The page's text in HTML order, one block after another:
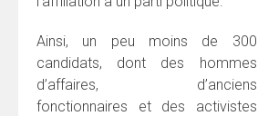
Ainsi, un peu moins de 300
candidats, dont des hommes
d’affaires, d’anciens
fonctionnaires et des activistes